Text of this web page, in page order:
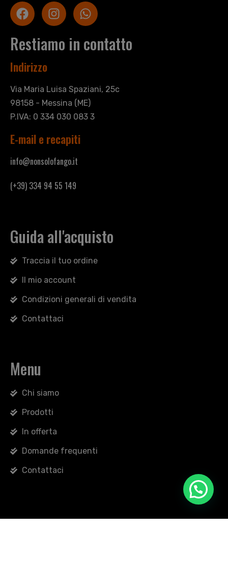
Restiamo in contatto
Indirizzo
Via Maria Luisa Spaziani, 25c
98158 - Messina (ME)
P.IVA: 0 334 030 083 3
E-mail e recapiti
info@nonsolofango.it
(+39) 334 94 55 149
Guida all'acquisto
Traccia il tuo ordine
Il mio account
Condizioni generali di vendita
Contattaci
Menu
Chi siamo
Prodotti
In offerta
Domande frequenti
Contattaci